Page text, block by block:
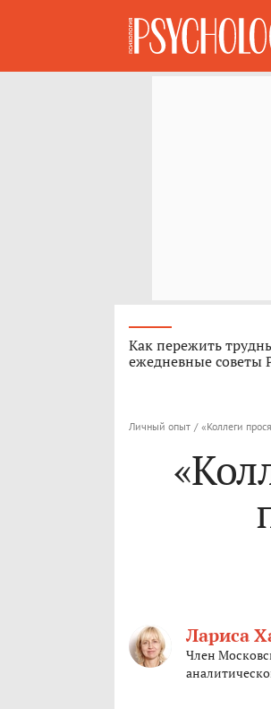
Как пережить
ежедневные советы
Личный опыт / «Коллеги
Лариса
Член